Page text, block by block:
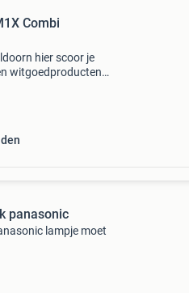
Combi
hier scoor je
witgoedproducten
panasonic
lampje moet